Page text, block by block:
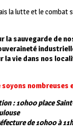
la lutte et le combat
la sauvegarde de
la vie dans nos
soyons nombreuses
:10h00 place
de 10h00 à